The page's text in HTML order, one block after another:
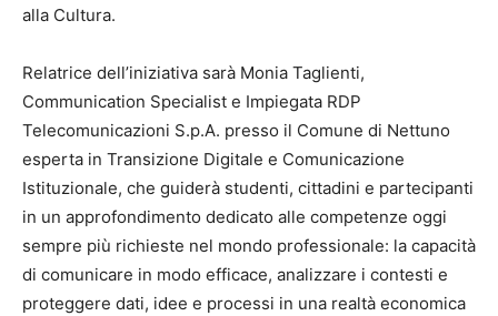
alla Cultura.
Relatrice dell’iniziativa sarà Monia Taglienti,
Communication Specialist e Impiegata RDP
Telecomunicazioni S.p.A. presso il Comune di Nettuno
esperta in Transizione Digitale e Comunicazione
Istituzionale, che guiderà studenti, cittadini e partecipanti
in un approfondimento dedicato alle competenze oggi
sempre più richieste nel mondo professionale: la capacità
di comunicare in modo efficace, analizzare i contesti e
proteggere dati, idee e processi in una realtà economica